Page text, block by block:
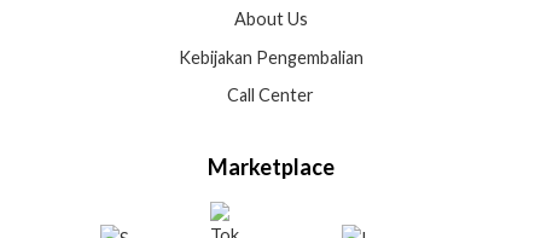
About Us
Kebijakan Pengembalian
Call Center
Marketplace